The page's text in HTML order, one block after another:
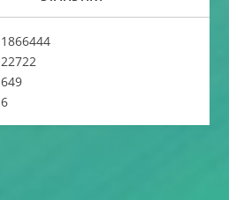
6
1866444
22722
649